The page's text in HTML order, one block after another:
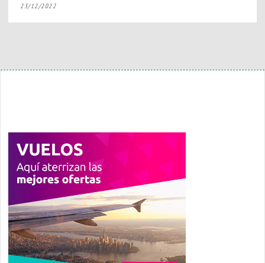
23/12/2022